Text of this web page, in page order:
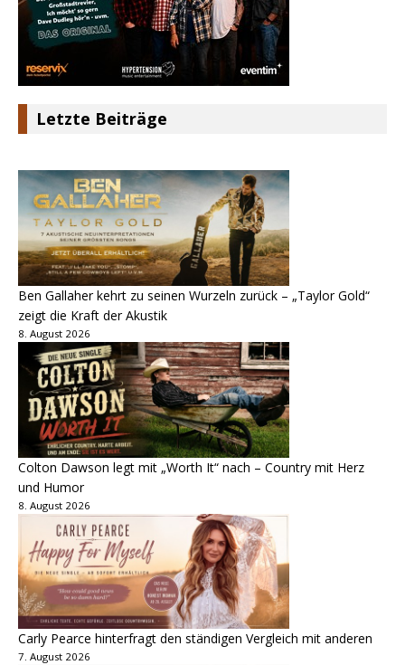
Letzte Beiträge
Ben Gallaher kehrt zu seinen Wurzeln zurück – „Taylor Gold“
zeigt die Kraft der Akustik
8. August 2026
Colton Dawson legt mit „Worth It“ nach – Country mit Herz
und Humor
8. August 2026
Carly Pearce hinterfragt den ständigen Vergleich mit anderen
7. August 2026